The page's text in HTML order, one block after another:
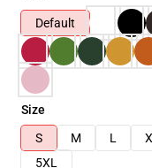
Default
Size
S
M L
5XL